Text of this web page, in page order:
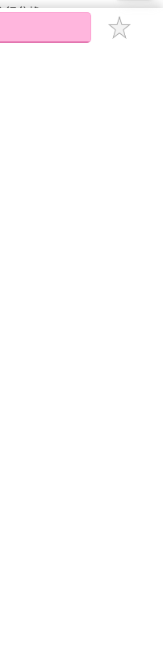
行兌換。
電子書僅能以金石堂專屬